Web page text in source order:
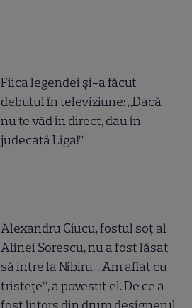
Fiica legendei și-a făcut
debutul în televiziune: „Dacă
nu te văd în direct, dau în
judecată Liga!”
Alexandru Ciucu, fostul soț al
Alinei Sorescu, nu a fost lăsat
să intre la Nibiru. „Am aflat cu
tristețe”, a povestit el. De ce a